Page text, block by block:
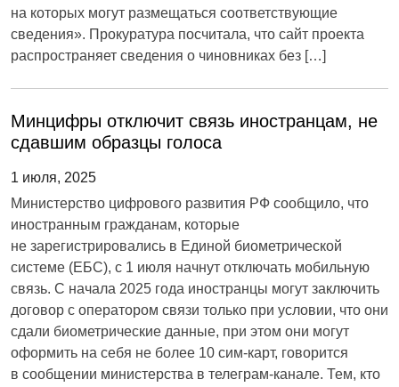
на которых могут размещаться соответствующие
сведения». Прокуратура посчитала, что сайт проекта
распространяет сведения о чиновниках без […]
Минцифры отключит связь иностранцам, не
сдавшим образцы голоса
1 июля, 2025
Министерство цифрового развития РФ сообщило, что
иностранным гражданам, которые
не зарегистрировались в Единой биометрической
системе (ЕБС), с 1 июля начнут отключать мобильную
связь. С начала 2025 года иностранцы могут заключить
договор с оператором связи только при условии, что они
сдали биометрические данные, при этом они могут
оформить на себя не более 10 сим-карт, говорится
в сообщении министерства в телеграм-канале. Тем, кто